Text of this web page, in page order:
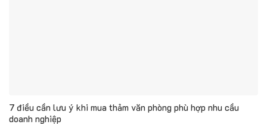
7 điều cần lưu ý khi mua thảm văn phòng phù hợp nhu cầu
doanh nghiệp